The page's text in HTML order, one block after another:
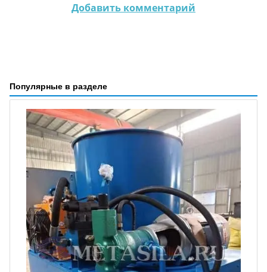
Добавить комментарий
Популярные в разделе